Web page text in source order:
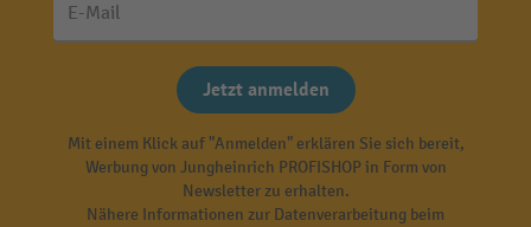
E-Mail
Jetzt anmelden
Mit einem Klick auf "Anmelden" erklären Sie sich bereit,
Werbung von Jungheinrich PROFISHOP in Form von
Newsletter zu erhalten.
Nähere Informationen zur Datenverarbeitung beim